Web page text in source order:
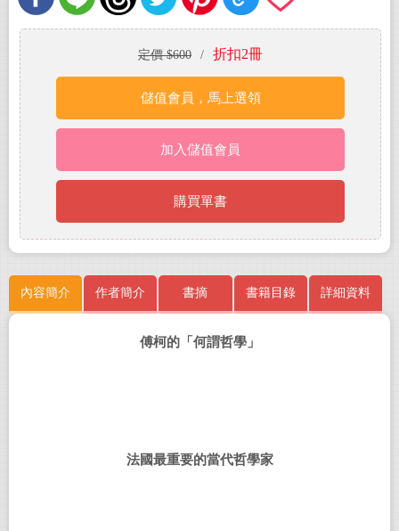
定價 $600 / 折扣2冊
儲值會員，馬上選領
加入儲值會員
購買單書
內容簡介 作者簡介 書摘 書籍目錄 詳細資料
傅柯的「何謂哲學」
法國最重要的當代哲學家